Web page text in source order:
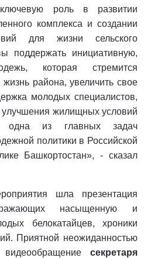
роль в развитии
комплекса и создании
для жизни сельского
поддержать инициативную,
которая стремится
района, увеличить свое
молодых специалистов,
улучшения жилищных условий
из главных задач
политики в Российской
Башкортостан», - сказал
шла презентация
насыщенную и
белокатайцев, хроники
Приятной неожиданностью
секретаря